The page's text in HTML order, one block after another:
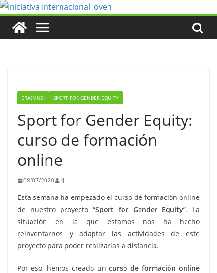
Saltar
contenido
ERASMUS+ SPORT FOR GENDER EQUITY
Sport for Gender Equity:
curso de formación
online
08/07/2020 IIJ
Esta semana ha empezado el curso de formación online
de nuestro proyecto “Sport for Gender Equity”. La
situación en la que estamos nos ha hecho
reinventarnos y adaptar las actividades de este
proyecto para poder realizarlas a distancia.
Por eso, hemos creado un curso de formación online